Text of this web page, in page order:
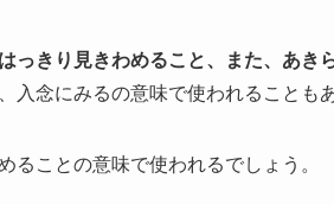
っきり見きわめること、また、あき
念にみるの意味で使われることも
ることの意味で使われるでしょう。